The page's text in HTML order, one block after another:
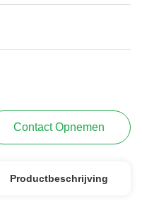
Contact Opnemen
Productbeschrijving